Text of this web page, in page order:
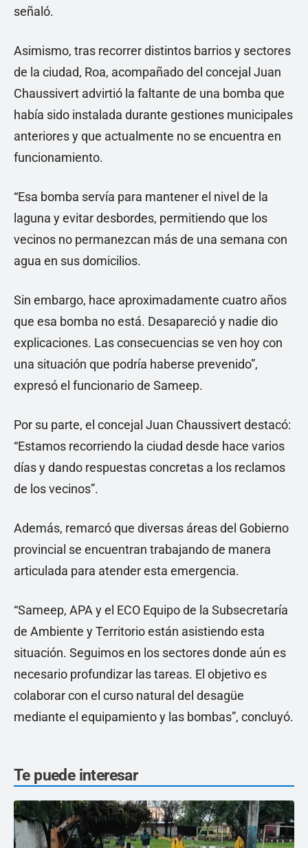
señaló.
Asimismo, tras recorrer distintos barrios y sectores
de la ciudad, Roa, acompañado del concejal Juan
Chaussivert advirtió la faltante de una bomba que
había sido instalada durante gestiones municipales
anteriores y que actualmente no se encuentra en
funcionamiento.
“Esa bomba servía para mantener el nivel de la
laguna y evitar desbordes, permitiendo que los
vecinos no permanezcan más de una semana con
agua en sus domicilios.
Sin embargo, hace aproximadamente cuatro años
que esa bomba no está. Desapareció y nadie dio
explicaciones. Las consecuencias se ven hoy con
una situación que podría haberse prevenido”,
expresó el funcionario de Sameep.
Por su parte, el concejal Juan Chaussivert destacó:
“Estamos recorriendo la ciudad desde hace varios
días y dando respuestas concretas a los reclamos
de los vecinos”.
Además, remarcó que diversas áreas del Gobierno
provincial se encuentran trabajando de manera
articulada para atender esta emergencia.
“Sameep, APA y el ECO Equipo de la Subsecretaría
de Ambiente y Territorio están asistiendo esta
situación. Seguimos en los sectores donde aún es
necesario profundizar las tareas. El objetivo es
colaborar con el curso natural del desagüe
mediante el equipamiento y las bombas”, concluyó.
Te puede interesar